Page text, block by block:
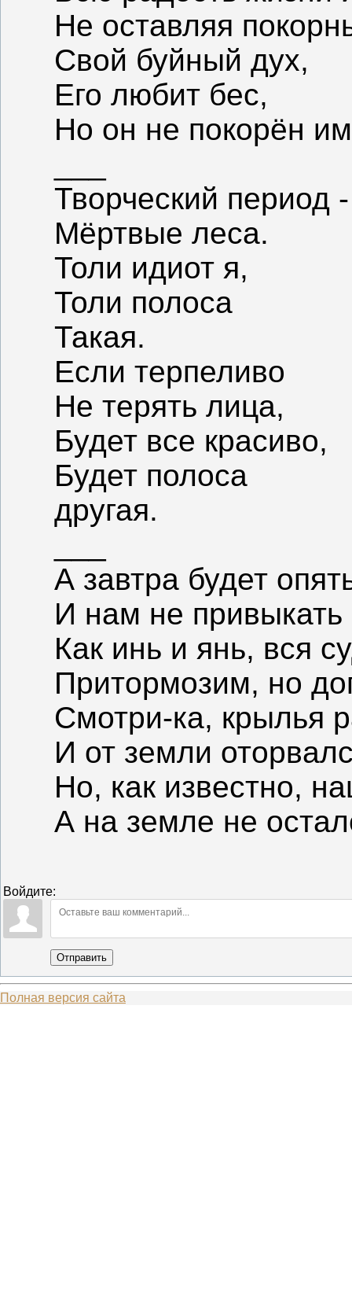
Не оставляя
Свой буйный дух,
Его любит бес,
Но он не покорён
Творческий период -
Мёртвые леса.
Толи идиот я,
Толи полоса
Такая.
Если терпеливо
Не терять лица,
Будет все красиво,
Будет полоса
другая.
А завтра будет
И нам не привыкать
Как инь и янь, вся
Притормозим, но
Смотри-ка, крылья
И от земли
Но, как известно,
А на земле не
Войдите:
Отправить
Полная версия сайта